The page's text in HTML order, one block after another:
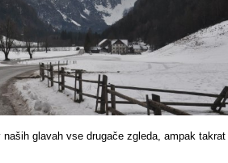
glavah vse drugače zgleda, ampak takrat